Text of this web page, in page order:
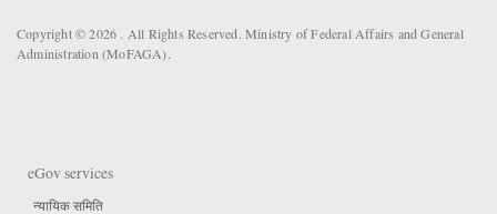
Copyright © 2026 . All Rights Reserved. Ministry of Federal Affairs and General
Administration (MoFAGA).
eGov services
न्यायिक समिति